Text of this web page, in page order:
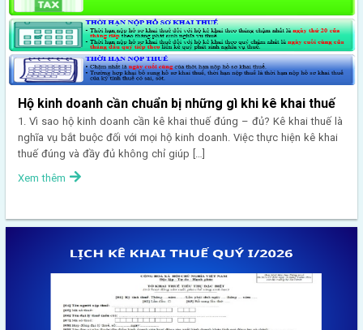
Hộ kinh doanh cần chuẩn bị những gì khi kê khai thuế
1. Vì sao hộ kinh doanh cần kê khai thuế đúng – đủ? Kê khai thuế là
nghĩa vụ bắt buộc đối với mọi hộ kinh doanh. Việc thực hiện kê khai
thuế đúng và đầy đủ không chỉ giúp […]
Xem thêm